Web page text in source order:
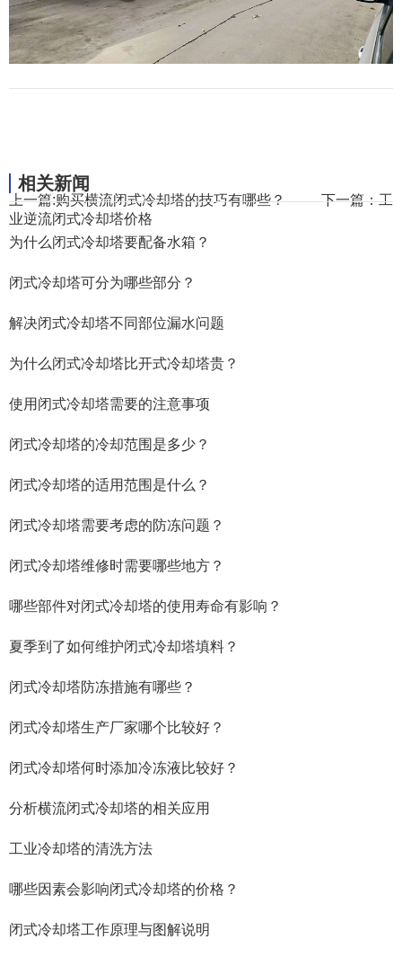
上一篇:购买横流闭式冷却塔的技巧有哪些？下一篇：工
业逆流闭式冷却塔价格
相关新闻
为什么闭式冷却塔要配备水箱？
闭式冷却塔可分为哪些部分？
解决闭式冷却塔不同部位漏水问题
为什么闭式冷却塔比开式冷却塔贵？
使用闭式冷却塔需要的注意事项
闭式冷却塔的冷却范围是多少？
闭式冷却塔的适用范围是什么？
闭式冷却塔需要考虑的防冻问题？
闭式冷却塔维修时需要哪些地方？
哪些部件对闭式冷却塔的使用寿命有影响？
夏季到了如何维护闭式冷却塔填料？
闭式冷却塔防冻措施有哪些？
闭式冷却塔生产厂家哪个比较好？
闭式冷却塔何时添加冷冻液比较好？
分析横流闭式冷却塔的相关应用
工业冷却塔的清洗方法
哪些因素会影响闭式冷却塔的价格？
闭式冷却塔工作原理与图解说明